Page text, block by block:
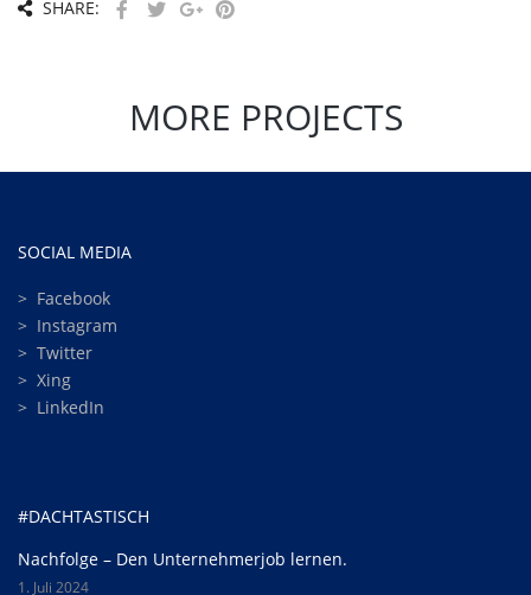
SHARE:
MORE PROJECTS
SOCIAL MEDIA
> Facebook
> Instagram
> Twitter
> Xing
> LinkedIn
#DACHTASTISCH
Nachfolge – Den Unternehmerjob lernen.
1. Juli 2024